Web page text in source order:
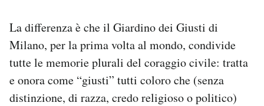
La differenza è che il Giardino dei Giusti di
Milano, per la prima volta al mondo, condivide
tutte le memorie plurali del coraggio civile: tratta
e onora come “giusti” tutti coloro che (senza
distinzione, di razza, credo religioso o politico)